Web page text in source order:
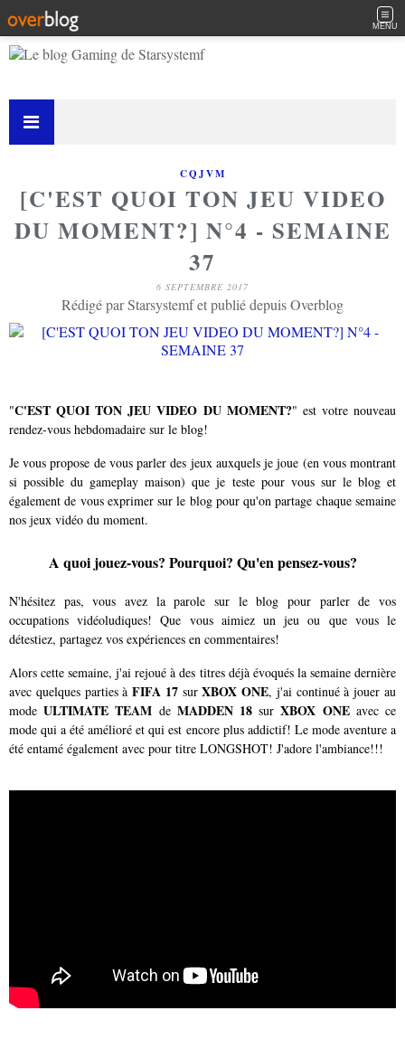
MENU
CQJVM
[C'EST QUOI TON JEU VIDEO
DU MOMENT?] N°4 - SEMAINE
37
6 SEPTEMBRE 2017
Rédigé par Starsystemf et publié depuis Overblog
"C'EST QUOI TON JEU VIDEO DU MOMENT?" est votre nouveau
rendez-vous hebdomadaire sur le blog!
Je vous propose de vous parler des jeux auxquels je joue (en vous montrant
si possible du gameplay maison) que je teste pour vous sur le blog et
également de vous exprimer sur le blog pour qu'on partage chaque semaine
nos jeux vidéo du moment.
A quoi jouez-vous? Pourquoi? Qu'en pensez-vous?
N'hésitez pas, vous avez la parole sur le blog pour parler de vos
occupations vidéoludiques! Que vous aimiez un jeu ou que vous le
détestiez, partagez vos expériences en commentaires!
Alors cette semaine, j'ai rejoué à des titres déjà évoqués la semaine dernière
avec quelques parties àFIFA 17surXBOX ONE, j'ai continué à jouer au
modeULTIMATE TEAM de MADDEN 18 surXBOX ONEavec ce
mode qui a été amélioré et qui est encore plus addictif! Le mode aventure a
été entamé également avec pour titre LONGSHOT! J'adore l'ambiance!!!